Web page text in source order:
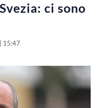
ci sono
15:47